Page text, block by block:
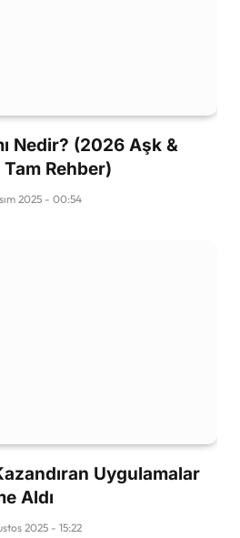
Nedir? (2026 Aşk &
Rehber)
2025 - 00:54
Uygulamalar
Aldı
2025 - 15:22